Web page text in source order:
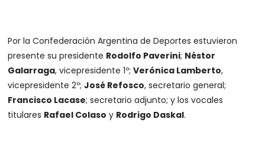
Por la Confederación Argentina de Deportes estuvieron
presente su presidente Rodolfo Paverini; Néstor
Galarraga, vicepresidente 1º;Verónica Lamberto,
vicepresidente 2º;José Refosco, secretario general;
Francisco Lacase; secretario adjunto; y los vocales
titulares Rafael Colaso y Rodrigo Daskal.